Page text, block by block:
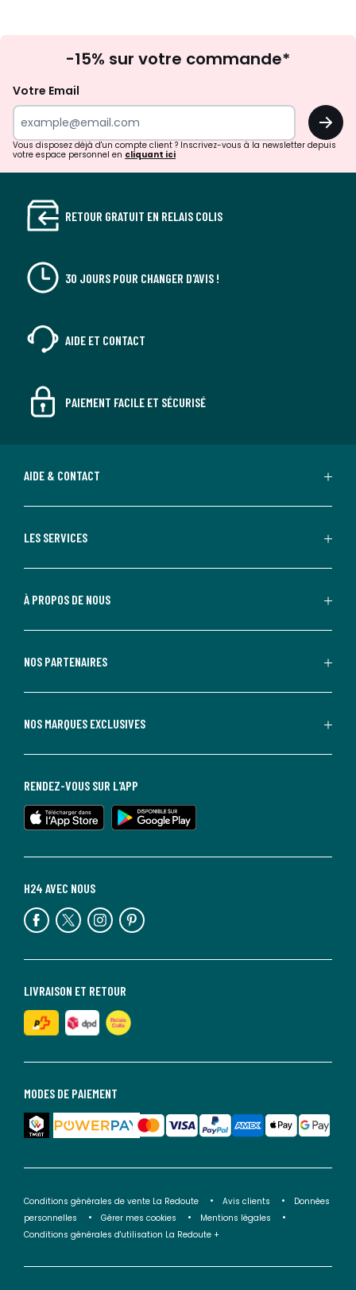
à
newsletter
-15% sur votre commande*
Votre Email
OK
Vous disposez déjà d'un compte client ? Inscrivez-vous à la newsletter depuis
votre espace personnel en cliquant ici
RETOUR GRATUIT EN RELAIS COLIS
30 JOURS POUR CHANGER D'AVIS !
AIDE ET CONTACT
PAIEMENT FACILE ET SÉCURISÉ
AIDE & CONTACT
LES SERVICES
À PROPOS DE NOUS
NOS PARTENAIRES
NOS MARQUES EXCLUSIVES
MODES DE PAIEMENT
LIVRAISON ET RETOUR
H24 AVEC NOUS
RENDEZ-VOUS SUR L'APP
Conditions générales de vente La Redoute Avis clients
Données
personnelles
Gérer mes cookies
Mentions légales
Conditions générales d'utilisation La Redoute +